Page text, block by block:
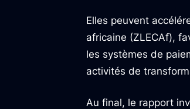
Elles peuvent
africaine (ZLECAf),
les systèmes de
activités de
Au final, le rapport